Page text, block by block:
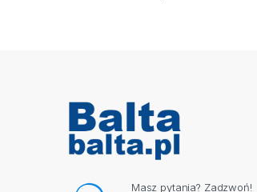
Masz pytania? Zadzwoń!